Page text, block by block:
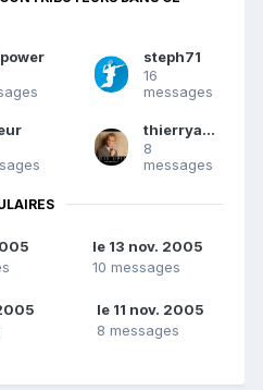
steph71
16
messages
thierryastiti
8
messages
le 13 nov. 2005
10 messages
le 11 nov. 2005
8 messages